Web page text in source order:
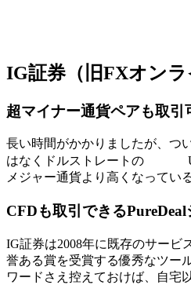
IG証券（旧FXオン
超マイナー通貨ペアも取引
長い時間がかかりましたが、つ
はなくドルストレートの
メジャー通貨より高くなってい
CFDも取引できるPureDeal
IG証券は2008年に既存のサービ
誉ある賞を受賞する優秀なツー
ワードさえ控えておけば、自宅